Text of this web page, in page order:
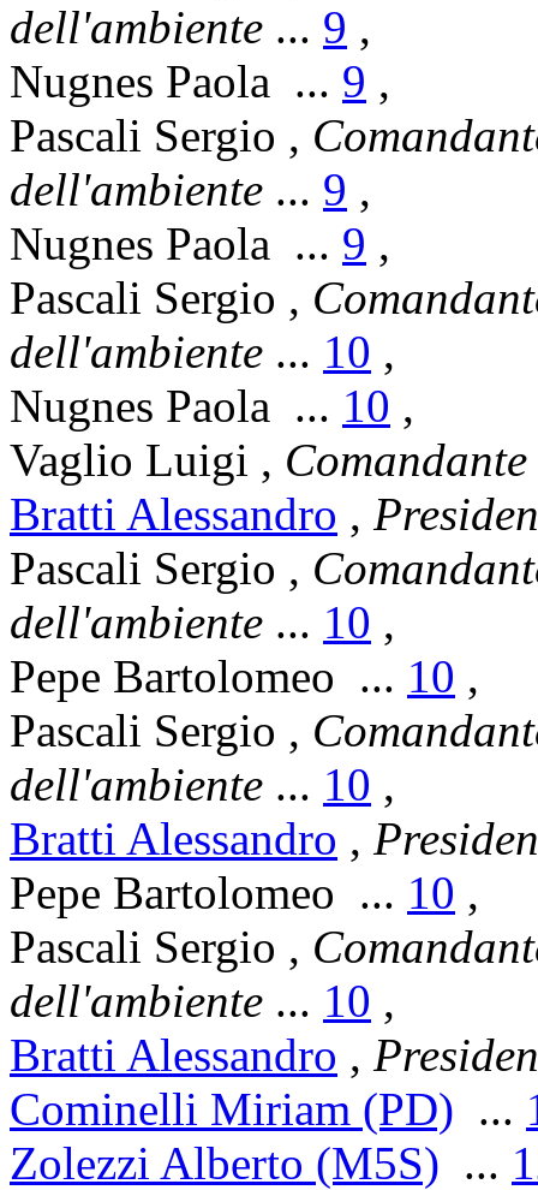
dell'ambiente ... 9 ,
Nugnes Paola ... 9 ,
Pascali Sergio ,
dell'ambiente ... 9 ,
Nugnes Paola ... 9 ,
Pascali Sergio ,
dell'ambiente ... 10 ,
Nugnes Paola ... 10 ,
Vaglio Luigi ,
Bratti Alessandro ,
Pascali Sergio ,
dell'ambiente ... 10 ,
Pepe Bartolomeo ... 10 ,
Pascali Sergio ,
dell'ambiente ... 10 ,
Bratti Alessandro ,
Pepe Bartolomeo ... 10 ,
Pascali Sergio ,
dell'ambiente ... 10 ,
Bratti Alessandro ,
Cominelli Miriam (PD) ...
Zolezzi Alberto (M5S) ...